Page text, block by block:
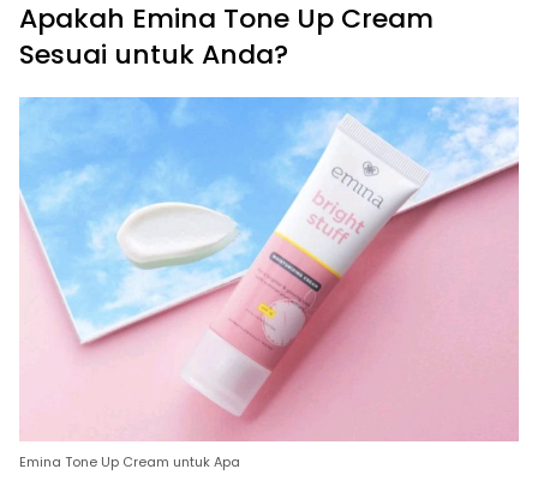
Apakah Emina Tone Up Cream
Sesuai untuk Anda?
Emina Tone Up Cream untuk Apa